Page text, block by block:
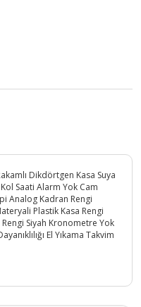
Dikdörtgen Kasa Suya
Saati Alarm Yok Cam
Analog Kadran Rengi
Plastik Kasa Rengi
Siyah Kronometre Yok
El Yıkama Takvim